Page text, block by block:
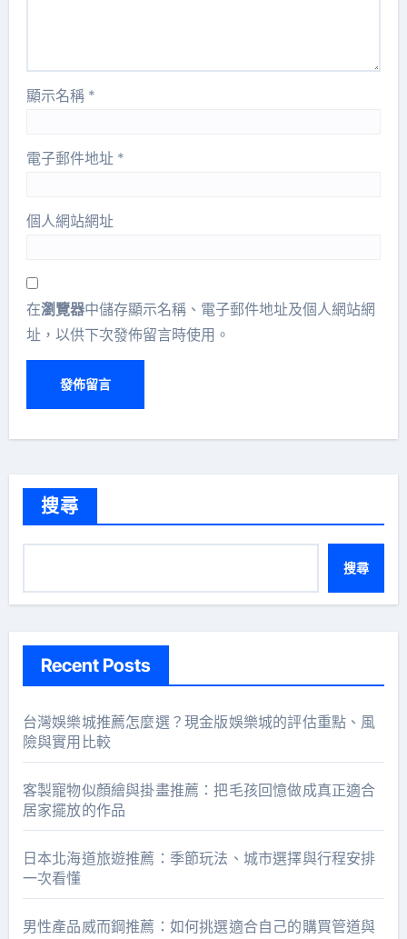
顯示名稱 *
電子郵件地址 *
個人網站網址
在瀏覽器中儲存顯示名稱、電子郵件地址及個人網站網
址，以供下次發佈留言時使用。
搜尋
搜尋
Recent Posts
台灣娛樂城推薦怎麼選？現金版娛樂城的評估重點、風
險與實用比較
客製寵物似顏繪與掛畫推薦：把毛孩回憶做成真正適合
居家擺放的作品
日本北海道旅遊推薦：季節玩法、城市選擇與行程安排
一次看懂
男性產品威而鋼推薦：如何挑選適合自己的購買管道與